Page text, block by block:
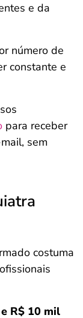
e da
número de
constante e
para receber
sem
costuma
R$ 10 mil